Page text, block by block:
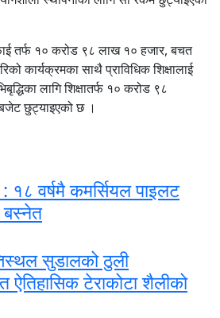
तर्फ १० करोड ९८ लाख १० हजार, बचत
कार्यक्रमका साथै प्राविधिक शिक्षालाई
लागि शिक्षातर्फ १० करोड ९८
छुट्याइएको छ ।
: १८ वर्षमै कमर्सियल पाइलट
सुडालको ठुली
ऐतिहासिक टेराकोटा शैलीको